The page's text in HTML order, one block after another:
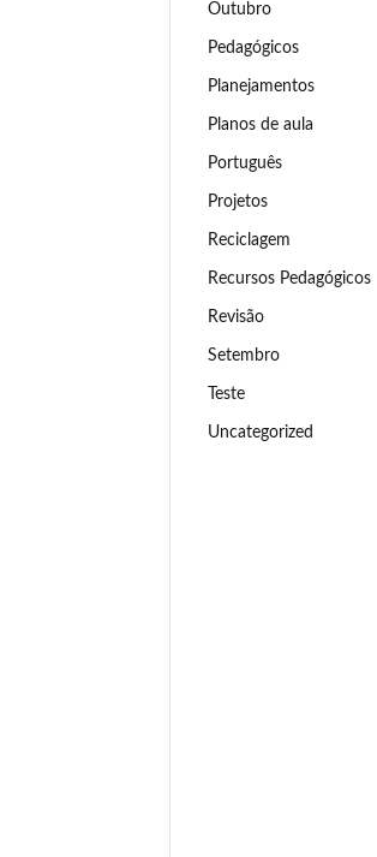
Outubro
Pedagógicos
Planejamentos
Planos de aula
Português
Projetos
Reciclagem
Recursos Pedagógicos
Revisão
Setembro
Teste
Uncategorized